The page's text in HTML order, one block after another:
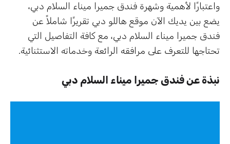
واعتبارًا لأهمية وشهرة فندق جميرا ميناء السلام دبي،
يضع بين يديك الآن موقع هاللو دبي تقريرًا شاملاً عن
فندق جميرا ميناء السلام دبي، مع كافة التفاصيل التي
تحتاجها للتعرف على مرافقه الرائعة وخدماته الاستثنائية.
نبذة عن فندق جميرا ميناء السلام دبي